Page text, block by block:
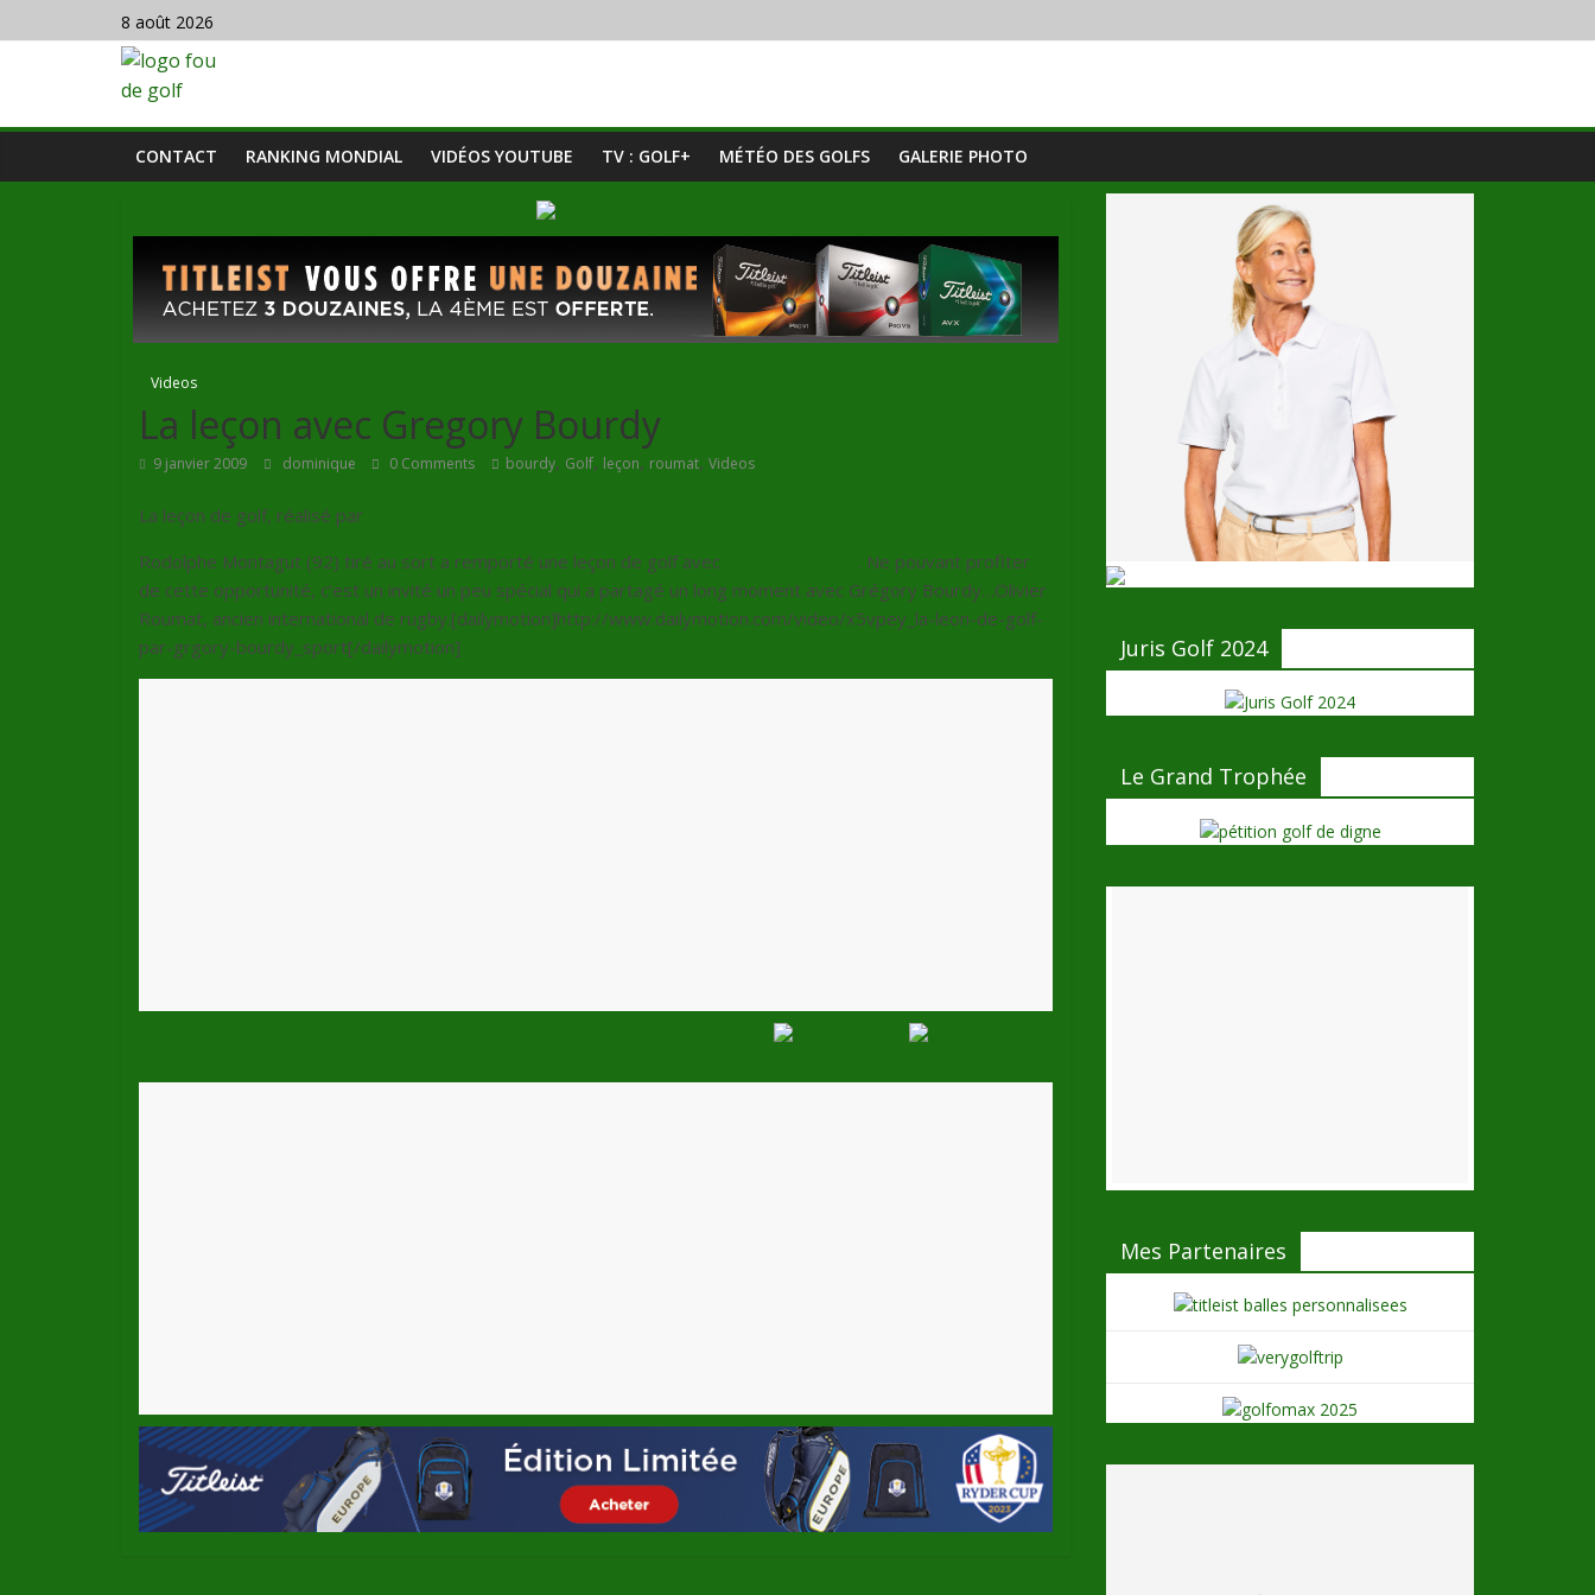
8 août 2026
CONTACT RANKING MONDIAL VIDÉOS YOUTUBE TV : GOLF+ MÉTÉO DES GOLFS GALERIE PHOTO
Videos
La leçon avec Gregory Bourdy
9 janvier 2009 dominique 0 Comments bourdy, Golf, leçon, roumat, Videos
La leçon de golf, réalisé par
Rodolphe Montagut (92) tiré au sort a remporté une leçon de golf avec
. Ne pouvant profiter
de cette opportunité, c’est un invité un peu spécial qui a partagé un long moment avec Grégory Bourdy…Olivier
Roumat, ancien international de rugby.[dailymotion]http://www.dailymotion.com/video/x5vpey_la-leon-de-golf-
par-grgory-bourdy_sport[/dailymotion]
Juris Golf 2024
Le Grand Trophée
Mes Partenaires